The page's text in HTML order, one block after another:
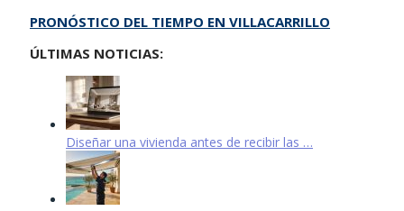
PRONÓSTICO DEL TIEMPO EN VILLACARRILLO
ÚLTIMAS NOTICIAS:
Diseñar una vivienda antes de recibir las …